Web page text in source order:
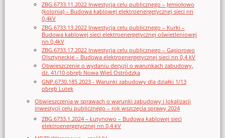
ZBG.6733.11.2022 Inwestycja celu publicznego – Jemiołowo
(kolonia) – Budowa kablowej elektroenergetycznej sieci nn
0,4kV
ZBG.6733.13.2022 Inwestycja celu publicznego – Kurki –
Budowa kablowej sieci elektroenergetycznej oświetleniowej
nn 0,4kV
ZBG.6733.17.2022 Inwestycja celu publicznego – Gąsiorowo
Olsztyneckie – Budowa elektroenergetycznej sieci nn 0,4 kV
Obwieszczenie o wydaniu decyzji o warunkach zabudowy,
dz. 41/10 obręb Nowa Wieś Ostródzka
GNP.6730.185.2023 - Warunki zabudowy dla działki 1/13
obręb Lutek
Obwieszczenia w sprawach o warunki zabudowy i lokalizacji
inwestycji celu publicznego – rok wszczęcia sprawy 2024
ZBG.6733.1.2024 – Łutynowo – Budowa kablowej sieci
elektroenergetycznej nn 0,4 kV